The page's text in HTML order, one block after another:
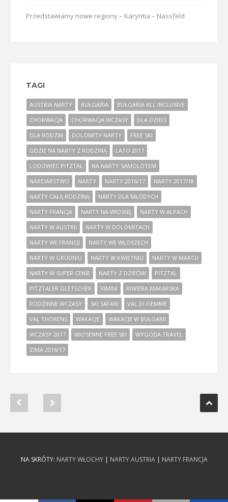
Przedstawiamy nowe regiony – Karyntia – Nassfeld
TAGI
AUSTRIA NARTY BUŁGARIA
BUŁGARIA ALL INCLUSIVE
CHORWACJA
CHORWACJA WCZASY
DLA DZIECI
DLA RODZIN
DOLOMITY NARTY
FREE SKI
GDZIE NA NARTY Z RODZINĄ
LATO 2017
LODOWIEC PITZTAL
NA NARTY SAMOLOTEM
NARCIARSTWO
NARTY NARTY 2016/17
NARTY 2017/18
NARTY CAŁĄ RODZINĄ
NARTY DLA MŁODYCH
NARTY FRANCJA
NARTY NA WIOSNĘ
NARTY W ALPACH
NARTY W AUSTRII
NARTY W DOLOMITACH
NARTY WE FRANCJI
NARTY WE WŁOSZECH
NARTY W GRUDNIU
NARTY W KWIETNIU
NARTY W MARCU
NARTY W SUPER CENIE
NARTY Z DZIEĆMI
PITZTAL
PITZTALER GLETSCHER
RIMINI
RIWIERA MAKARSKA
RODZINNE WCZASY
SKI SAFARI
VAL DI FIEMME
VAL THORENS
WAKACJE
WAKACJE W BUŁGARII
WCZASY 2017
WIOSENNE FREE SKI
WYGODA TRAVEL
ZIMA 2016/17
NA SKRÓTY: NARTY WŁOCHY| NARTY AUSTRIA| NARTY FRANCJA